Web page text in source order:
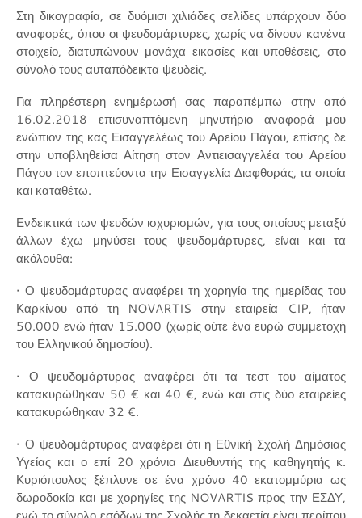
Στη δικογραφία, σε δυόμισι χιλιάδες σελίδες υπάρχουν δύο
αναφορές, όπου οι ψευδομάρτυρες, χωρίς να δίνουν κανένα
στοιχείο, διατυπώνουν μονάχα εικασίες και υποθέσεις, στο
σύνολό τους αυταπόδεικτα ψευδείς.
Για πληρέστερη ενημέρωσή σας παραπέμπω στην από
16.02.2018 επισυναπτόμενη μηνυτήριο αναφορά μου
ενώπιον της κας Εισαγγελέως του Αρείου Πάγου, επίσης δε
στην υποβληθείσα Αίτηση στον Αντιεισαγγελέα του Αρείου
Πάγου τον εποπτεύοντα την Εισαγγελία Διαφθοράς, τα οποία
και καταθέτω.
Ενδεικτικά των ψευδών ισχυρισμών, για τους οποίους μεταξύ
άλλων έχω μηνύσει τους ψευδομάρτυρες, είναι και τα
ακόλουθα:
• Ο ψευδομάρτυρας αναφέρει τη χορηγία της ημερίδας του
Καρκίνου από τη NOVARTIS στην εταιρεία CIP, ήταν
50.000 ενώ ήταν 15.000 (χωρίς ούτε ένα ευρώ συμμετοχή
του Ελληνικού δημοσίου).
• Ο ψευδομάρτυρας αναφέρει ότι τα τεστ του αίματος
κατακυρώθηκαν 50 € και 40 €, ενώ και στις δύο εταιρείες
κατακυρώθηκαν 32 €.
• Ο ψευδομάρτυρας αναφέρει ότι η Εθνική Σχολή Δημόσιας
Υγείας και ο επί 20 χρόνια Διευθυντής της καθηγητής κ.
Κυριόπουλος ξέπλυνε σε ένα χρόνο 40 εκατομμύρια ως
δωροδοκία και με χορηγίες της NOVARTIS προς την ΕΣΔΥ,